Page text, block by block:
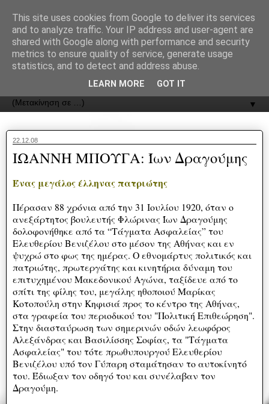
ΟΔΟΣ
▼
22.12.08
ΙΩΑΝΝΗ ΜΠΟΥΓΑ: Ίων Δραγούμης
Ένας μεγάλος έλληνας πατριώτης
Πέρασαν 88 χρόνια από την 31 Ιουλίου 1920, όταν ο
ανεξάρτητος βουλευτής Φλώρινας Ίων Δραγούμης
δολοφονήθηκε από τα “Τάγματα Ασφαλείας” του
Ελευθερίου Βενιζέλου στο μέσον της Αθήνας και εν
ψυχρώ στο φως της ημέρας. Ο εθνομάρτυς πολιτικός και
πατριώτης, πρωτεργάτης και κινητήρια δύναμη του
επιτυχημένου Μακεδονικού Αγώνα, ταξίδευε από το
σπίτι της φίλης του, μεγάλης ηθοποιού Μαρίκας
Κοτοπούλη στην Κηφισιά προς το κέντρο της Αθήνας,
στα γραφεία του περιοδικού του "Πολιτική Επιθεώρηση".
Στην διασταύρωση των σημερινών οδών λεωφόρος
Αλεξάνδρας και Βασιλίσσης Σοφίας, τα "Τάγματα
Ασφαλείας" του τότε πρωθυπουργού Ελευθερίου
Βενιζέλου υπό τον Γύπαρη σταμάτησαν το αυτοκίνητό
του. Έδιωξαν τον οδηγό του και συνέλαβαν τον
Δραγούμη.
This site uses cookies from Google to deliver its services
and to analyze traffic. Your IP address and user-agent are
shared with Google along with performance and security
metrics to ensure quality of service, generate usage
statistics, and to detect and address abuse.
LEARN MORE GOT IT